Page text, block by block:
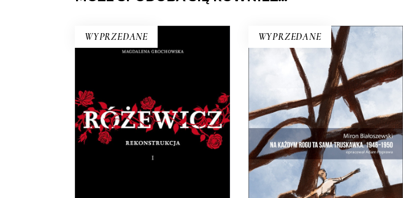
WYPRZEDANE
REKONSTRUKCJA (tom 1)
Na pytanie: „Kim jesteś?”,
Tadeusz Różewicz odpowiedział
przed laty: „Kto mnie uważnie
WYPRZEDANE
NA KAŻDYM ROGU TA
SAMA TRUSKAWKA
Zupełnie nowe miasto. Jakaś
inna Warszawa na starych
śmieciach. Skąd się wzięła?
50.00zł 25.00zł